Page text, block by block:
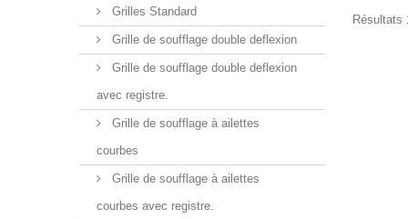
Grilles Standard
Grille de soufflage double deflexion
Grille de soufflage double deflexion
avec registre.
Grille de soufflage à ailettes
courbes
Grille de soufflage à ailettes
courbes avec registre.
Résultats